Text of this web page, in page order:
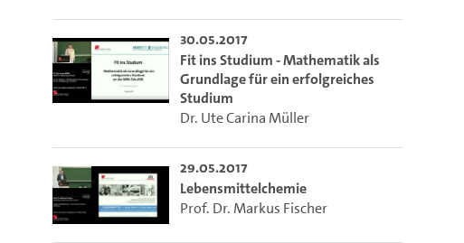
30.05.2017
Fit ins Studium - Mathematik als
Grundlage für ein erfolgreiches
Studium
Dr. Ute Carina Müller
29.05.2017
Lebensmittelchemie
Prof. Dr. Markus Fischer